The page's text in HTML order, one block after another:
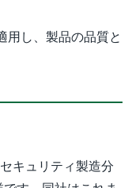
用し、製品の品質と
キュリティ製造分